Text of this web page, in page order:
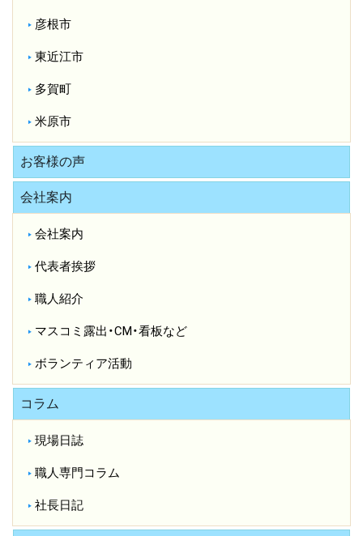
彦根市
東近江市
多賀町
米原市
お客様の声
会社案内
会社案内
代表者挨拶
職人紹介
マスコミ露出・CM・看板など
ボランティア活動
コラム
現場日誌
職人専門コラム
社長日記